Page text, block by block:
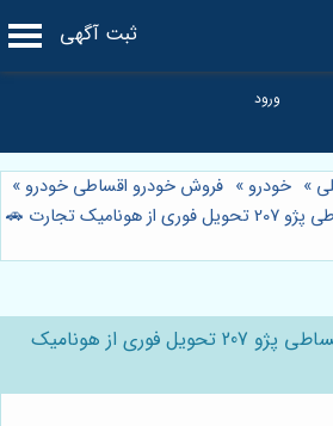
ثبت آگهی
» خودرو » فروش خودرو اقساطی خودرو »
تجارت 🚗
⭐️ راهنمای جامع خرید اقساطی پژو 207 تحویل فوری از هونامیک